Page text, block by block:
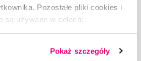
Pozostałe pliki cookies i
są używane w celach:
pliki cookies i technologie
Pokaż szczegóły
W „PIŚMIE”